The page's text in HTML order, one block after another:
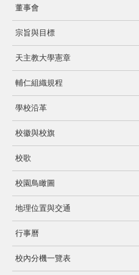
董事會
宗旨與目標
天主教大學憲章
輔仁組織規程
學校沿革
校徽與校旗
校歌
校園鳥瞰圖
地理位置與交通
行事曆
校內分機一覽表